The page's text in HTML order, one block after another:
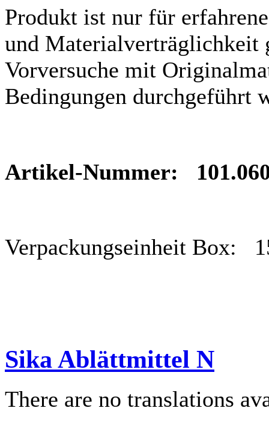
Produkt ist nur für
und Materialverträglichkeit
Vorversuche mit
Bedingungen durchgeführt
Artikel-Nummer:
Verpackungseinheit Box:
Sika Ablättmittel N
There are no translations